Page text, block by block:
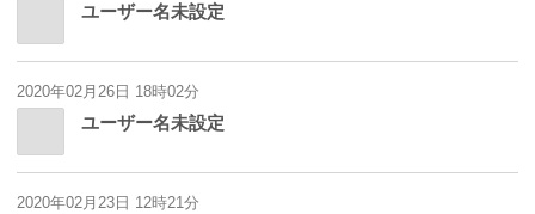
ユーザー名未設定
2020年02月26日 18時02分
ユーザー名未設定
2020年02月23日 12時21分